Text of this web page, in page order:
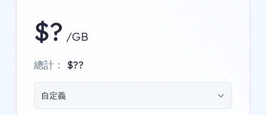
$? /GB
總計： $??
自定義